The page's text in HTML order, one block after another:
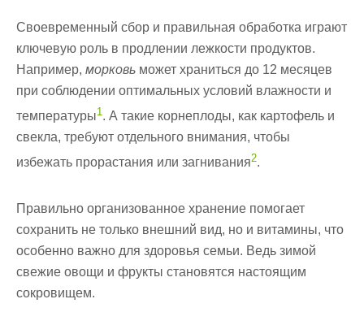
Своевременный сбор и правильная обработка играют
ключевую роль в продлении лежкости продуктов.
Например, морковь может храниться до 12 месяцев
при соблюдении оптимальных условий влажности и
температуры1. А такие корнеплоды, как картофель и
свекла, требуют отдельного внимания, чтобы
избежать прорастания или загнивания2.
Правильно организованное хранение помогает
сохранить не только внешний вид, но и витамины, что
особенно важно для здоровья семьи. Ведь зимой
свежие овощи и фрукты становятся настоящим
сокровищем.